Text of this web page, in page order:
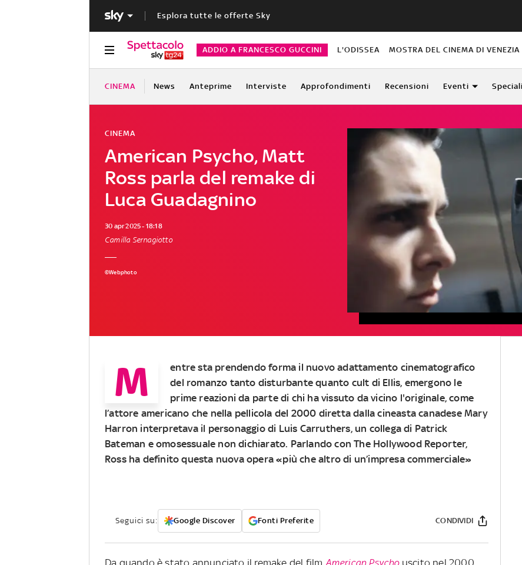
Esplora tutte le offerte Sky
ADDIO A FRANCESCO GUCCINI L'ODISSEA MOSTRA DEL CINEMA DI VENEZIA
CINEMA News Anteprime Interviste Approfondimenti Recensioni Eventi Speciali
American Psycho, Matt
Ross parla del remake di
Luca Guadagnino
CINEMA
30 apr 2025 - 18:18
Camilla Sernagiotto
©Webphoto
M
entre sta prendendo forma il nuovo adattamento cinematografico
del romanzo tanto disturbante quanto cult di Ellis, emergono le
prime reazioni da parte di chi ha vissuto da vicino l'originale, come
l’attore americano che nella pellicola del 2000 diretta dalla cineasta canadese Mary
Harron interpretava il personaggio di Luis Carruthers, un collega di Patrick
Bateman e omosessuale non dichiarato. Parlando con The Hollywood Reporter,
Ross ha definito questa nuova opera «più che altro di un’impresa commerciale»
Seguici su: Google Discover Fonti Preferite CONDIVIDI
Da quando è stato annunciato il remake del film American Psychouscito nel 2000